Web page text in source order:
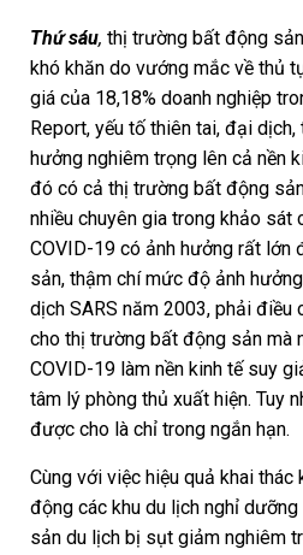
Thứ sáu, thị trường bất động
khó khăn do vướng mắc về thủ
giá của 18,18% doanh nghiệp
Report, yếu tố thiên tai, đại
hưởng nghiêm trọng lên cả nền
đó có cả thị trường bất động
nhiều chuyên gia trong khảo sát
COVID-19 có ảnh hưởng rất lớn
sản, thậm chí mức độ ảnh
dịch SARS năm 2003, phải điều
cho thị trường bất động sản mà
COVID-19 làm nền kinh tế suy
tâm lý phòng thủ xuất hiện. Tuy
được cho là chỉ trong ngắn hạn.
Cùng với việc hiệu quả khai thác
động các khu du lịch nghỉ
sản du lịch bị sụt giảm nghiêm